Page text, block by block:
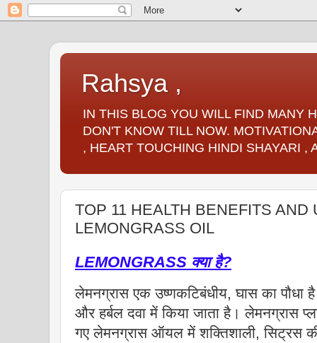
Rahsya ,
IN THIS BLOG YOU WILL FIND MANY
DON'T KNOW TILL NOW.
, HEART TOUCHING HINDI SHAYARI ,
TOP 11 HEALTH BENEFITS AND
LEMONGRASS OIL
LEMONGRASS क्या है?
लेमनग्रास एक उष्णकटिबंधीय, घास का पौधा
और हर्बल दवा में किया जाता है। लेमनग्रास
गए लेमनग्रास ऑयल में शक्तिशाली, सिट्रस